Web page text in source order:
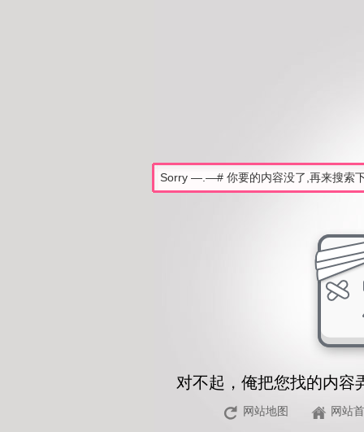
对不起，俺把您找的内容
网站地图 网站